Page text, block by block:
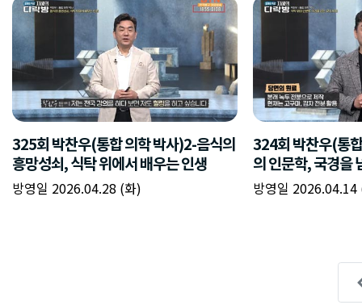
325회 박찬우(통합 의학 박사)2-음식의
흥망성쇠, 식탁 위에서 배우는 인생
방영일 2026.04.28 (화)
324회 박찬우(통
의 인문학, 국경을
방영일 2026.04.14